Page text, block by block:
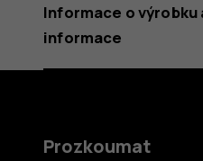
Informace o
informace
Prozkoumat